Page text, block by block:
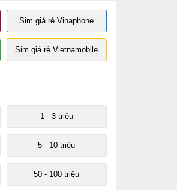
400 - 500 triệu
Sim giá rẻ Vinaphone
Sim giá rẻ Vietnamobile
1 - 3 triệu
5 - 10 triệu
50 - 100 triệu